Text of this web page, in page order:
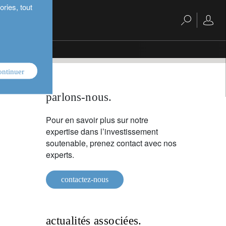
tout
zero »
parlons-nous.
Pour en savoir plus sur notre
expertise dans l’investissement
soutenable, prenez contact avec nos
experts.
contactez-nous
actualités associées.